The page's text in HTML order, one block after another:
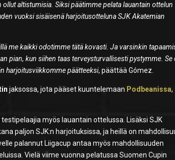
ollut altistumisia. Siksi päätimme pelata lauantain ottelun
vuoksi sisäisenä harjoitusotteluna SJK Akatemian
me kaikki odotimme tätä kovasti. Ja varsinkin
pian, kun siihen taas terveysturvallisesti pystymme. Se
harjoitusviikkomme päätteeksi, päättää Gómez.
jaksossa, jota pääset kuuntelemaan Podbeanissa,
myös lauantain ottelussa. Lisäksi SJK
paljon SJK:n harjoituksissa, ja heillä on
palannut Liigacup antaa myös mahdollisuuden
Vielä viime vuonna pelatussa Suomen Cupin